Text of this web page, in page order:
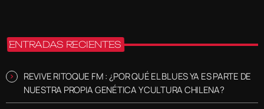
ENTRADAS RECIENTES
REVIVE RITOQUE FM : ¿POR QUÉ EL BLUES YA ES PARTE DE
NUESTRA PROPIA GENÉTICA Y CULTURA CHILENA?